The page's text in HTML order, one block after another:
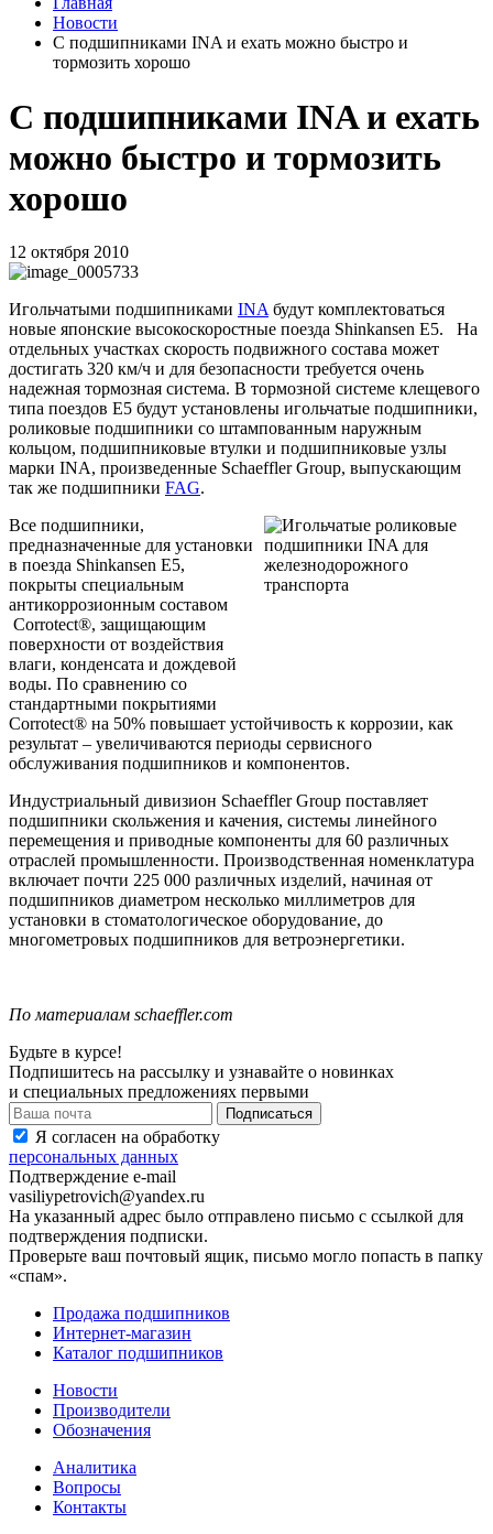
Новости
C подшипниками INA и ехать можно быстро и
тормозить хорошо
C подшипниками INA и ехать
можно быстро и тормозить
хорошо
12 октября 2010
Игольчатыми подшипниками INA будут комплектоваться
новые японские высокоскоростные поезда Shinkansen E5.
На
отдельных участках скорость подвижного состава может
достигать 320 км/ч и для безопасности требуется очень
надежная тормозная система. В тормозной системе клещевого
типа поездов E5 будут установлены игольчатые подшипники,
роликовые подшипники со штампованным наружным
кольцом, подшипниковые втулки и подшипниковые узлы
марки INA, произведенные Schaeffler Group, выпускающим
так же подшипники FAG.
Все подшипники,
предназначенные для установки
в поезда Shinkansen E5,
покрыты специальным
антикоррозионным составом
Corrotect®, защищающим
поверхности от воздействия
влаги, конденсата и дождевой
воды. По сравнению со
стандартными покрытиями
Corrotect® на 50% повышает устойчивость к коррозии, как
результат – увеличиваются периоды сервисного
обслуживания подшипников и компонентов.
Индустриальный дивизион Schaeffler Group поставляет
подшипники скольжения и качения, системы линейного
перемещения и приводные компоненты для 60 различных
отраслей промышленности. Производственная номенклатура
включает почти 225 000 различных изделий, начиная от
подшипников диаметром несколько миллиметров для
установки в стоматологическое оборудование, до
многометровых подшипников для ветроэнергетики.
По материалам schaeffler.com
Будьте в курсе!
Подпишитесь на рассылку и узнавайте о новинках
и специальных предложениях первыми
Я согласен на обработку
персональных данных
Подтверждение e-mail
vasiliypetrovich@yandex.ru
На указанный адрес было отправлено письмо с ссылкой для
подтверждения подписки.
Проверьте ваш почтовый ящик, письмо могло попасть в папку
«спам».
Продажа подшипников
Интернет-магазин
Каталог подшипников
Новости
Производители
Обозначения
Аналитика
Вопросы
Контакты